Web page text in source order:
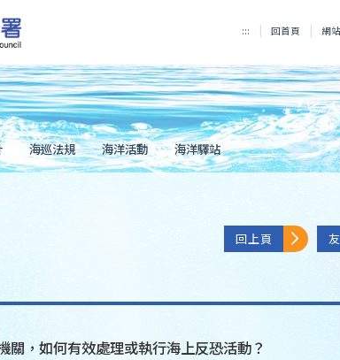
::: 回首頁 網
海巡法規 海洋活動 海洋驛站
回上頁
，如何有效處理或執行海上反恐活動？